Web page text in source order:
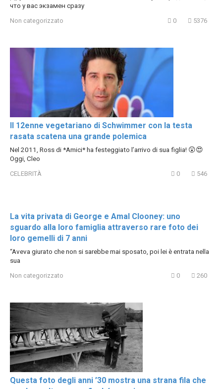
что у вас экзамен сразу
Non categorizzato 0 5376
Il 12enne vegetariano di Schwimmer con la testa
rasata scatena una grande polemica
Nel 2011, Ross di *Amici* ha festeggiato l’arrivo di sua figlia! 😲😍
Oggi, Cleo
CELEBRITÀ 0 546
La vita privata di George e Amal Clooney: uno
sguardo alla loro famiglia attraverso rare foto dei
loro gemelli di 7 anni
“Aveva giurato che non si sarebbe mai sposato, poi lei è entrata nella
sua
Non categorizzato 0 260
Questa foto degli anni ’30 mostra una strana fila che